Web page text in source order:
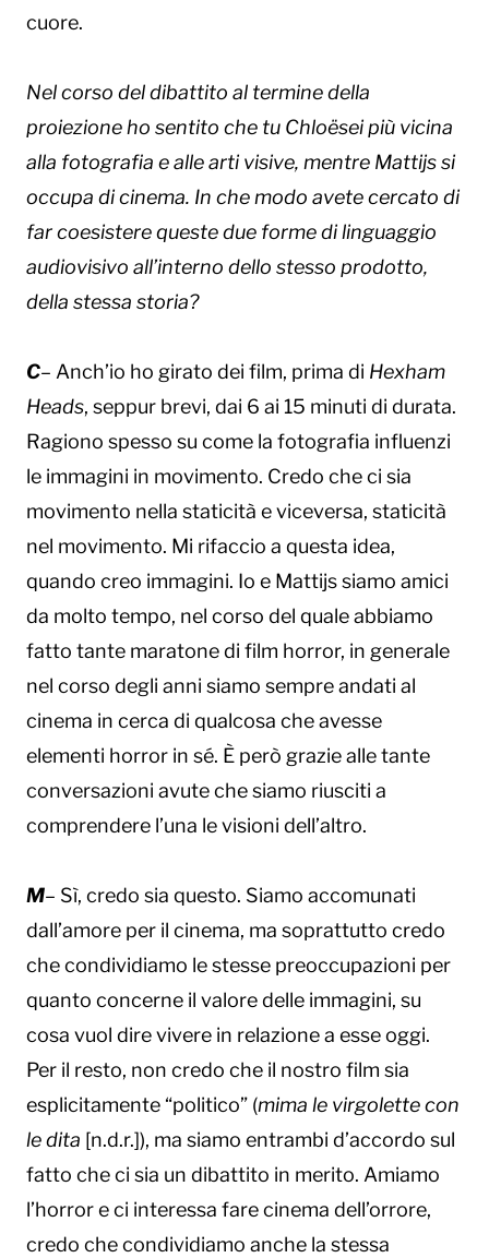
cuore.
Nel corso del dibattito al termine della
proiezione ho sentito che tu Chloësei più vicina
alla fotografia e alle arti visive, mentre Mattijs si
occupa di cinema. In che modo avete cercato di
far coesistere queste due forme di linguaggio
audiovisivo all’interno dello stesso prodotto,
della stessa storia?
C– Anch’io ho girato dei film, prima di Hexham
Heads, seppur brevi, dai 6 ai 15 minuti di durata.
Ragiono spesso su come la fotografia influenzi
le immagini in movimento. Credo che ci sia
movimento nella staticità e viceversa, staticità
nel movimento. Mi rifaccio a questa idea,
quando creo immagini. Io e Mattijs siamo amici
da molto tempo, nel corso del quale abbiamo
fatto tante maratone di film horror, in generale
nel corso degli anni siamo sempre andati al
cinema in cerca di qualcosa che avesse
elementi horror in sé. È però grazie alle tante
conversazioni avute che siamo riusciti a
comprendere l’una le visioni dell’altro.
M– Sì, credo sia questo. Siamo accomunati
dall’amore per il cinema, ma soprattutto credo
che condividiamo le stesse preoccupazioni per
quanto concerne il valore delle immagini, su
cosa vuol dire vivere in relazione a esse oggi.
Per il resto, non credo che il nostro film sia
esplicitamente “politico” (mima le virgolette con
le dita [n.d.r.]), ma siamo entrambi d’accordo sul
fatto che ci sia un dibattito in merito. Amiamo
l’horror e ci interessa fare cinema dell’orrore,
credo che condividiamo anche la stessa